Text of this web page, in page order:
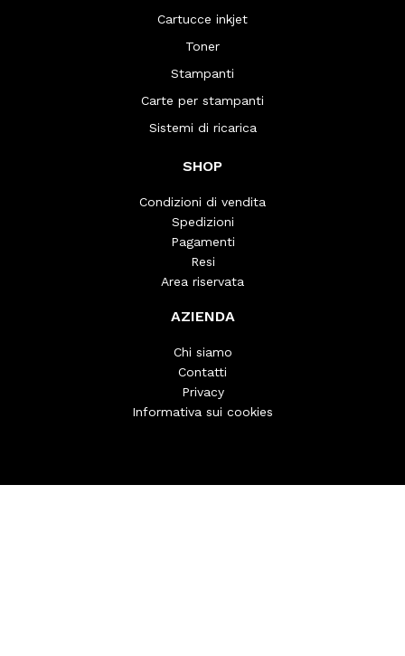
Cartucce inkjet
Toner
Stampanti
Carte per stampanti
Sistemi di ricarica
SHOP
Condizioni di vendita
Spedizioni
Pagamenti
Resi
Area riservata
AZIENDA
Chi siamo
Contatti
Privacy
Informativa sui cookies